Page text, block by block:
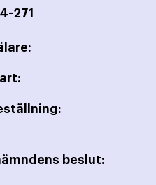
271
beslut: